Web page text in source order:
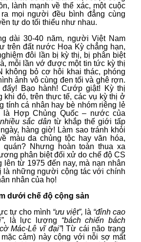
lành mạnh về thể xác, một cuộc
mọi người đều bình đẳng cùng
tự do tối thiểu như nhau.
dài 30-40 năm, người Việt Nam
trên đất nước Hoa Kỳ chẳng hạn,
đôi lần bị kỳ thị, bị phân biệt
mỗi lần vớ được một tin tức kỳ thị
không bỏ cơ hôi khai thác, phóng
ảnh vô cùng đen tối và ghê rợn.
Bạo hành! Cướp giật! Kỳ thị
khi đó, trên thực tế, các vụ kỳ thị ở
tính cá nhân hay bè nhóm riêng lẻ
Hợp Chủng Quốc – nước của
sắc dântừ khắp thế giới tấp
hàng giờ! Làm sao tránh khỏi
màu da chủng tộc hay văn hóa,
Nhưng hoàn toàn thua xa
phân biệt đối xử do chế độ CS
lên từ 1975 đến nay, mà nạn nhân
là những người cộng tác với chính
nhân của họ!
dưới chế độ cộng sản
tự cho mình “ưu việt”, là “đỉnh cao
, là lực lượng “bách chiến bách
Mác-Lê vĩ đại”! Từ cái não trạng
cảm) này cộng với nỗi sợ mất